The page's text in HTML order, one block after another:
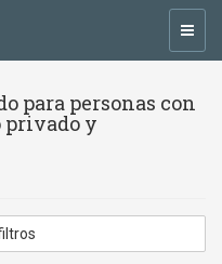
para personas con
privado y